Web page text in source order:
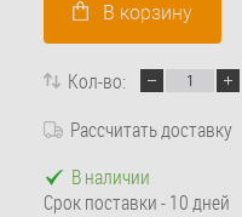
В корзину
Кол-во:
Рассчитать доставку
В наличии
Срок поставки - 10 дней